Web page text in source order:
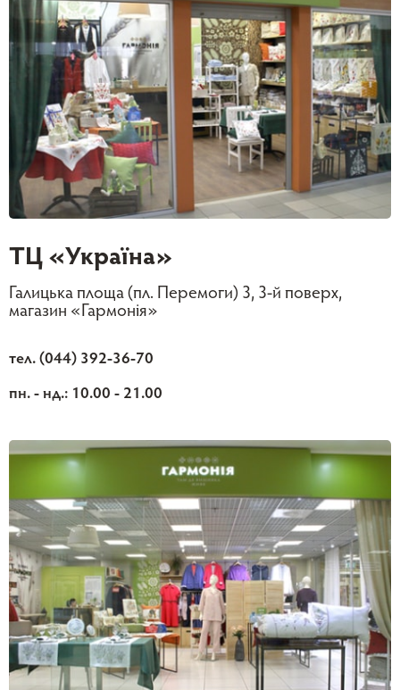
ТЦ «Україна»
Галицька площа (пл. Перемоги) 3, 3-й поверх,
магазин «Гармонія»
тел. (044) 392-36-70
пн. - нд.: 10.00 - 21.00